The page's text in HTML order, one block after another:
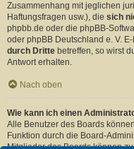
Zusammenhang mit jeglichen
Haftungsfragen usw.), die sich
phpbb.de oder die phpBB-
oder phpBB Deutschland e. V.
durch Dritte betreffen, so wirst
Antwort erhalten.
Nach oben
Wie kann ich einen
Alle Benutzer des Boards
Funktion durch die Board-
Mitglieder des Boards können